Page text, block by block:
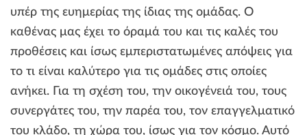
υπέρ της ευημερίας της ίδιας της ομάδας. Ο
καθένας μας έχει το όραμά του και τις καλές του
προθέσεις και ίσως εμπεριστατωμένες απόψεις για
το τι είναι καλύτερο για τις ομάδες στις οποίες
ανήκει. Για τη σχέση του, την οικογένειά του, τους
συνεργάτες του, την παρέα του, τον επαγγελματικό
του κλάδο, τη χώρα του, ίσως για τον κόσμο. Αυτό